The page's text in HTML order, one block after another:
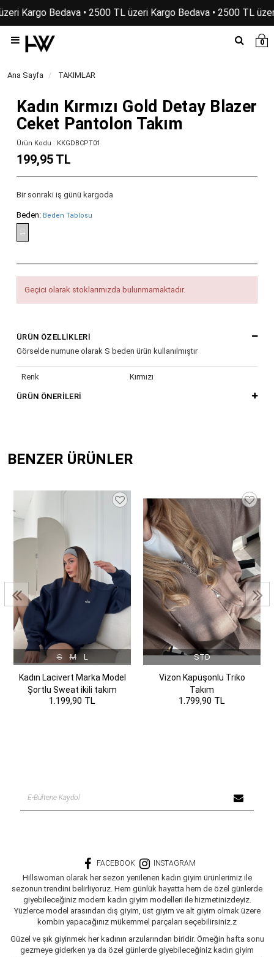
Kargo Bedava • 2500 TL üzeri Kargo Bedava • 2500 TL
0
Ana Sayfa TAKIMLAR
Kadın Kırmızı Gold Detay Blazer
Ceket Pantolon Takım
Ürün Kodu : KKGDBCPT01
199,95 TL
Bir sonraki iş günü kargoda
Beden: Beden Tablosu
S
Geçici olarak stoklarımızda bulunmamaktadır.
ÜRÜN ÖZELLIKLERI
Görselde numune olarak S beden ürün kullanılmıştır
Renk Kırmızı
ÜRÜN ÖNERILERI
BENZER ÜRÜNLER
S M L
Kadın Lacivert Marka Model
Şortlu Sweat ikili takım
1.199,90 TL
STD
Vizon Kapüşonlu Triko
Takım
1.799,90 TL
FACEBOOK INSTAGRAM
Hillswoman olarak her sezon yenilenen kadın giyim ürünlerimiz ile
sezonun trendini belirliyoruz. Hem günlük hayatta hem de özel günlerde
giyebileceğiniz modern kadın giyim modelleri ile hizmetinizdeyiz.
Yüzlerce model arasından dış giyim, üst giyim ve alt giyim olmak üzere
kombin yapacağınız mükemmel parçaları seçebilirsiniz.z
Güzel ve şık giyinmek her kadının arzularından biridir. Örneğin hafta sonu
gezmeye giderken ya da özel günlerde giyebileceğiniz kadın giyim